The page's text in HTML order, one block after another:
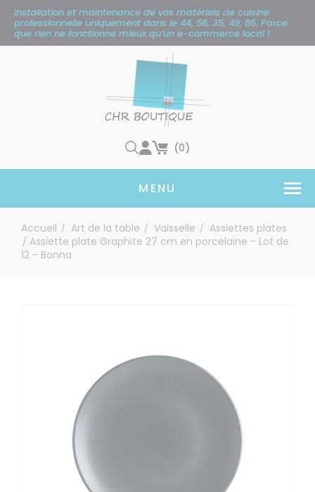
Installation et maintenance de vos matériels de cuisine
professionnelle uniquement dans le 44, 56, 35, 49, 85. Parce
que rien ne fonctionne mieux qu’un e-commerce local !
(0)
MENU
Accueil / Art de la table / Vaisselle / Assiettes plates
/ Assiette plate Graphite 27 cm en porcelaine - Lot de
12 - Bonna
Panneau de gestion des cookies